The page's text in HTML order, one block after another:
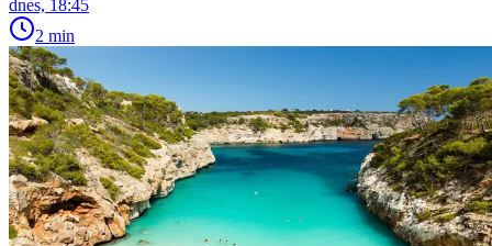
dnes, 18:45
2 min